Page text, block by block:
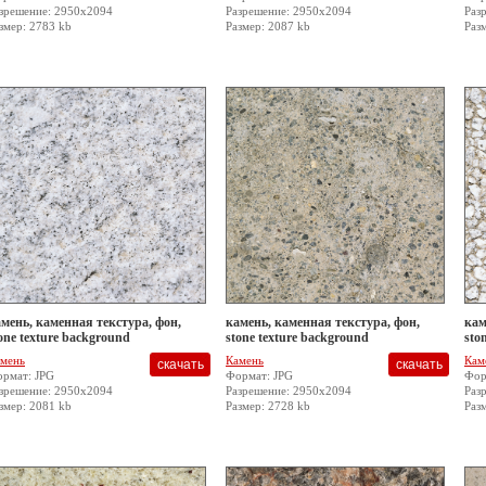
2950x2094
2783 kb
Разрешение: 2950x2094
Размер: 2087 kb
каменная текстура, фон,
texture background
JPG
2950x2094
2081 kb
камень, каменная текстура, фон,
stone texture background
Камень
Формат: JPG
Разрешение: 2950x2094
Размер: 2728 kb